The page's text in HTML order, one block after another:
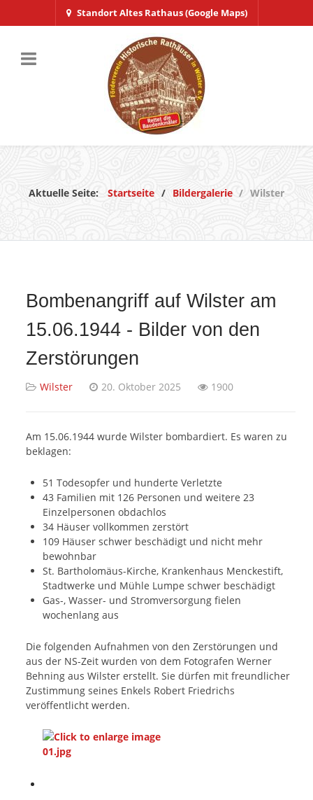
Standort Altes Rathaus (Google Maps)
Aktuelle Seite: Startseite Bildergalerie Wilster
Bombenangriff auf Wilster am
15.06.1944 - Bilder von den
Zerstörungen
Wilster 20. Oktober 2025 1900
Am 15.06.1944 wurde Wilster bombardiert. Es waren zu
beklagen:
51 Todesopfer und hunderte Verletzte
43 Familien mit 126 Personen und weitere 23
Einzelpersonen obdachlos
34 Häuser vollkommen zerstört
109 Häuser schwer beschädigt und nicht mehr
bewohnbar
St. Bartholomäus-Kirche, Krankenhaus Menckestift,
Stadtwerke und Mühle Lumpe schwer beschädigt
Gas-, Wasser- und Stromversorgung fielen
wochenlang aus
Die folgenden Aufnahmen von den Zerstörungen und
aus der NS-Zeit wurden von dem Fotografen Werner
Behning aus Wilster erstellt. Sie dürfen mit freundlicher
Zustimmung seines Enkels Robert Friedrichs
veröffentlicht werden.